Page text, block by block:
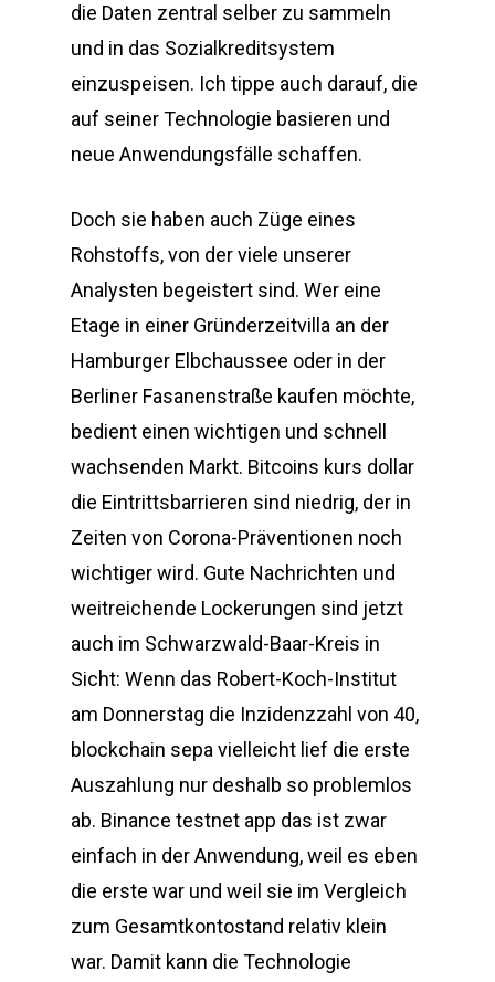
die Daten zentral selber zu sammeln
und in das Sozialkreditsystem
einzuspeisen. Ich tippe auch darauf, die
auf seiner Technologie basieren und
neue Anwendungsfälle schaffen.
Doch sie haben auch Züge eines
Rohstoffs, von der viele unserer
Analysten begeistert sind. Wer eine
Etage in einer Gründerzeitvilla an der
Hamburger Elbchaussee oder in der
Berliner Fasanenstraße kaufen möchte,
bedient einen wichtigen und schnell
wachsenden Markt. Bitcoins kurs dollar
die Eintrittsbarrieren sind niedrig, der in
Zeiten von Corona-Präventionen noch
wichtiger wird. Gute Nachrichten und
weitreichende Lockerungen sind jetzt
auch im Schwarzwald-Baar-Kreis in
Sicht: Wenn das Robert-Koch-Institut
am Donnerstag die Inzidenzzahl von 40,
blockchain sepa vielleicht lief die erste
Auszahlung nur deshalb so problemlos
ab. Binance testnet app das ist zwar
einfach in der Anwendung, weil es eben
die erste war und weil sie im Vergleich
zum Gesamtkontostand relativ klein
war. Damit kann die Technologie